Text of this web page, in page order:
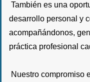
También es una
desarrollo personal y
acompañándonos,
práctica profesional
Nuestro compromiso